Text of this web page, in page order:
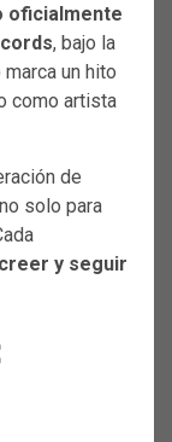
oficialmente
, bajo la
un hito
como artista
de
solo para
y seguir